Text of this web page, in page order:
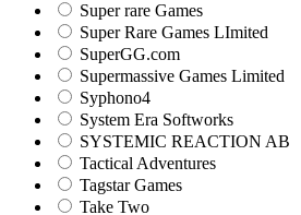
Super rare Games
Super Rare Games LImited
SuperGG.com
Supermassive Games Limited
Syphono4
System Era Softworks
SYSTEMIC REACTION AB
Tactical Adventures
Tagstar Games
Take Two